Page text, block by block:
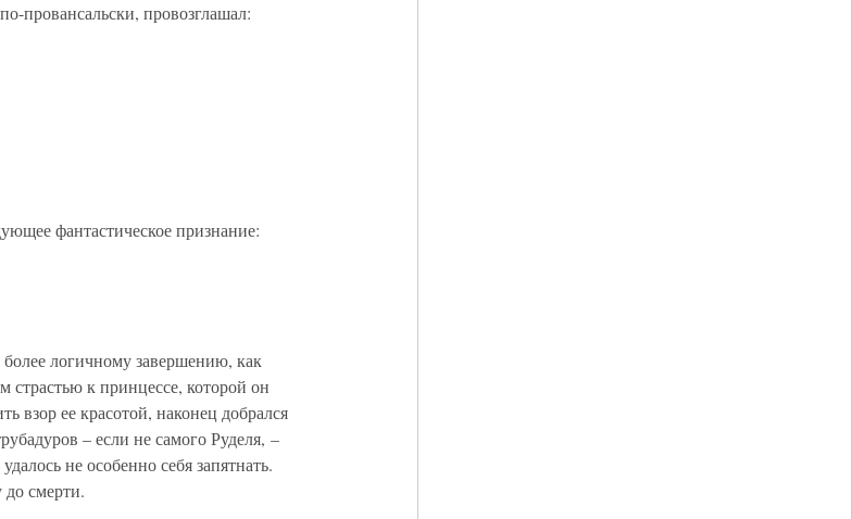
провансальски, провозглашал:
фантастическое признание:
логичному завершению, как
страстью к принцессе, которой он
взор ее красотой, наконец добрался
– если не самого Руделя, –
не особенно себя запятнать.
смерти.